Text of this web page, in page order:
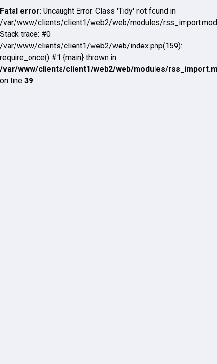
Fatal error: Uncaught Error: Class 'Tidy' not found in
/var/www/clients/client1/web2/web/modules/
Stack trace: #0
/var/www/clients/client1/web2/web/index.php(159):
require_once() #1 {main} thrown in
/var/www/clients/client1/web2/web/modules/
on line 39